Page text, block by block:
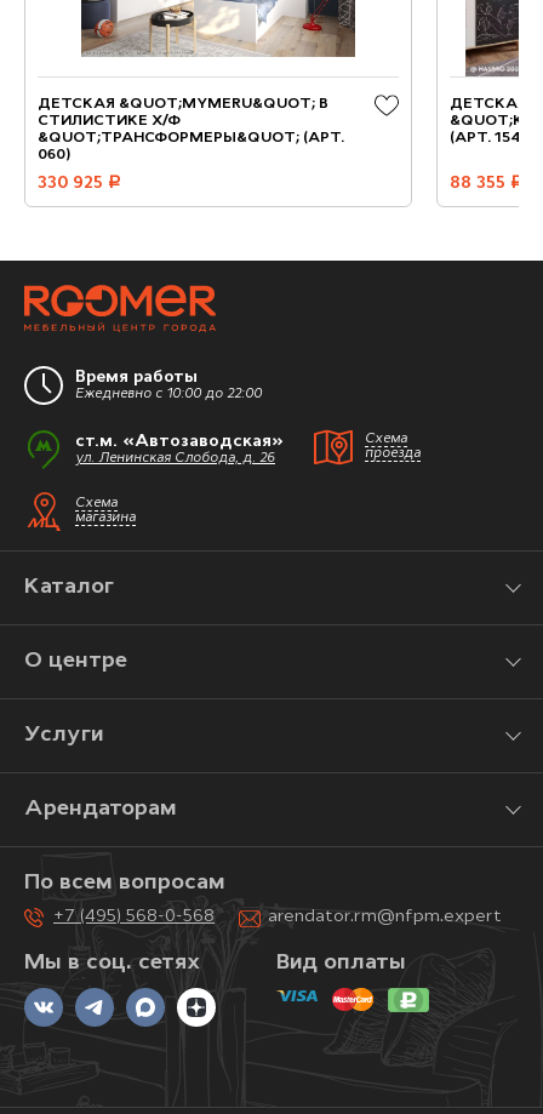
ДЕТСКАЯ &QUOT;MYMERU&QUOT; В
СТИЛИСТИКЕ Х/Ф
&QUOT;ТРАНСФОРМЕРЫ&QUOT; (АРТ.
060)
330 925 руб.
ДЕТСКАЯ,
(АРТ. 154)
88 355 руб.
Время работы
Ежедневно с 10:00 до 22:00
ст.м. «Автозаводская»
ул. Ленинская Слобода, д. 26
Схема
проезда
Схема
магазина
Каталог
О центре
Услуги
Арендаторам
Мы в соц. сетях
По всем вопросам
+7 (495) 568-0-568 arendator.rm@nfpm.expert
Вид оплаты